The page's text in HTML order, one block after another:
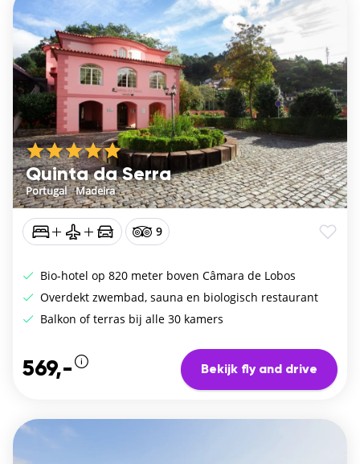
Quinta da Serra
Portugal/Madeira
9
Bio-hotel op 820 meter boven Câmara de Lobos
Overdekt zwembad, sauna en biologisch restaurant
Balkon of terras bij alle 30 kamers
569,- Bekijk fly and drive